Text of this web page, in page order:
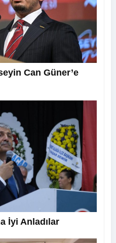
Can Güner’e
İyi Anladılar